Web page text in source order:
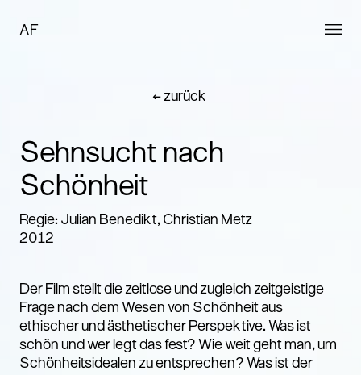
AF
← zurück
Sehnsucht nach
Schönheit
Regie: Julian Benedikt, Christian Metz
2012
Der Film stellt die zeitlose und zugleich zeitgeistige
Frage nach dem Wesen von Schönheit aus
ethischer und ästhetischer Perspektive. Was ist
schön und wer legt das fest? Wie weit geht man, um
Schönheitsidealen zu entsprechen? Was ist der